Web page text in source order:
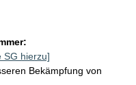
SG hierzu]
Bekämpfung von